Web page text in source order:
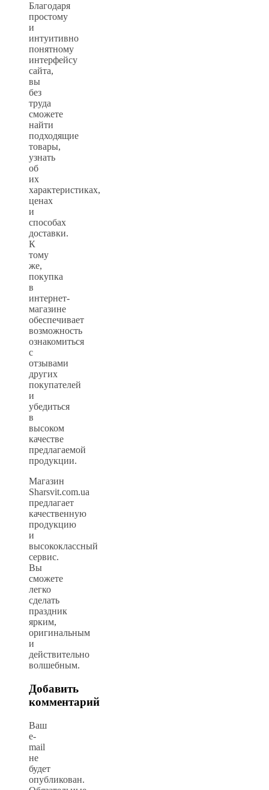
Благодаря
простому
и
интуитивно
понятному
интерфейсу
сайта,
вы
без
труда
сможете
найти
подходящие
товары,
узнать
об
их
характеристиках,
ценах
и
способах
доставки.
К
тому
же,
покупка
в
интернет-
магазине
обеспечивает
возможность
ознакомиться
с
отзывами
других
покупателей
и
убедиться
в
высоком
качестве
предлагаемой
продукции.
Магазин
Sharsvit.com.ua
предлагает
качественную
продукцию
и
высококлассный
сервис.
Вы
сможете
легко
сделать
праздник
ярким,
оригинальным
и
действительно
волшебным.
Добавить
комментарий
Ваш
e-
mail
не
будет
опубликован.